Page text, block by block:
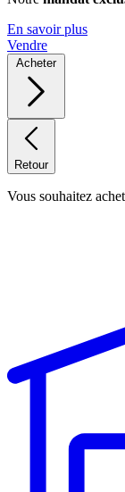
En savoir plus
Vendre
Acheter
Retour
Vous souhaitez